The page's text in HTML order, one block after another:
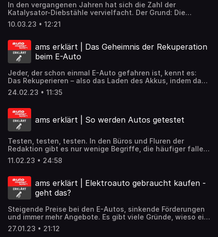
In den vergangenen Jahren hat sich die Zahl der
Katalysator-Diebstähle vervielfacht. Der Grund: Die
Materialien, mit denen das Abgas gereinigt wird, werden
immer teurer. Auf welche Autos es die Kriminellen
man als Beklauter rechnen muss, erklärt auto motor und
sport-Experte Claudius Maintz in der aktuellen Folge.​
10.03.23 • 12:21
ams erklärt | Das Geheimnis der Rekuperation
beim E-Auto
Jeder, der schon einmal E-Auto gefahren ist, kennt es:
Das Rekuperieren – also das Laden des Akkus, indem das
Auto rollt. Der Motor wird nicht mehr als Antrieb, sondern
als Stromerzeuger, als Generator genutzt. Um das
Vorurteile und vor allem auch viele falsche Annahmen.
Was das Rekuperieren kann und was nicht und wieso es
nicht immer effizient ist, den Akku beim Rollen zu laden,
24.02.23 • 11:35
ams erklärt | So werden Autos getestet
Testen, testen, testen. In den Büros und Fluren der
Redaktion gibt es nur wenige Begriffe, die häufiger fallen
als „testen“. Denn genau darum geht es bei der Arbeit
vieler Redakteure bei auto motor und sport. Wie so ein
gelingt, valide Ergebnisse zu erreichen, verrät Test &
Technik-Chef Jens Dralle in auto motor und sport erklärt.​
11.02.23 • 24:58
ams erklärt | Elektroauto gebraucht kaufen -
geht das?
Steigende Preise bei den E-Autos, sinkende Förderungen
und immer mehr Angebote. Es gibt viele Gründe, wieso ein
gebrauchtes Elektroauto ins Suchfeld von Autokäufern
gerät. Aber kann man E-Autos wirklich blind kaufen oder
27.01.23 • 21:12